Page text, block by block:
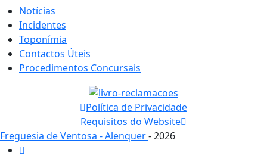
Notícias
Incidentes
Toponímia
Contactos Úteis
Procedimentos Concursais
Política de Privacidade
Requisitos do Website
Freguesia de Ventosa - Alenquer- 2026